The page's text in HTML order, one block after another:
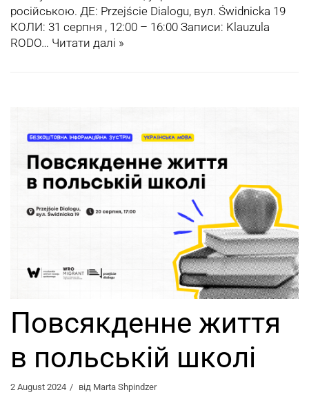
російською. ДЕ: Przejście Dialogu, вул. Świdnicka 19
КОЛИ: 31 серпня , 12:00 – 16:00 Записи: Klauzula
RODO… Читати далі »
Повсякденне життя
в польській школі
2 August 2024 від Marta Shpindzer